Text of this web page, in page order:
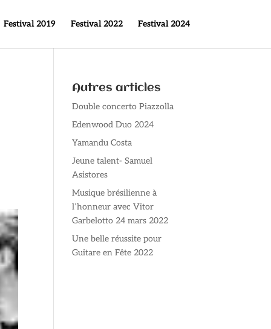
Festival 2019 Festival 2022 Festival 2024
Autres articles
Double concerto Piazzolla
Edenwood Duo 2024
Yamandu Costa
Jeune talent- Samuel
Asistores
Musique brésilienne à
l’honneur avec Vitor
Garbelotto 24 mars 2022
Une belle réussite pour
Guitare en Fête 2022